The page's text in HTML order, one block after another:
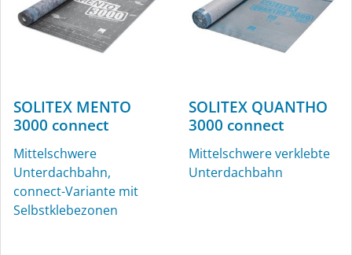
SOLITEX MENTO
3000 connect
Mittelschwere
Unterdachbahn,
connect-Variante mit
Selbstklebezonen
SOLITEX QUANTHO
3000 connect
Mittelschwere verklebte
Unterdachbahn